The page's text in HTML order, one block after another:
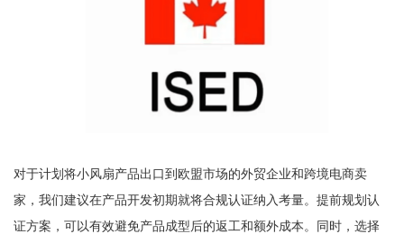
对于计划将小风扇产品出口到欧盟市场的外贸企业和跨境电商卖
家，我们建议在产品开发初期就将合规认证纳入考量。提前规划认
证方案，可以有效避免产品成型后的返工和额外成本。同时，选择